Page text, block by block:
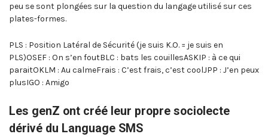
peu se sont plongées sur la question du langage utilisé sur ces
plates-formes.
PLS : Position Latéral de Sécurité (je suis K.O. = je suis en
PLS)OSEF : On s’en foutBLC : bats les couillesASKIP : à ce qui
paraitOKLM : Au calmeFrais : C’est frais, c’est coolJPP : J’en peux
plusIGO : Amigo
Les genZ ont créé leur propre sociolecte
dérivé du Language SMS